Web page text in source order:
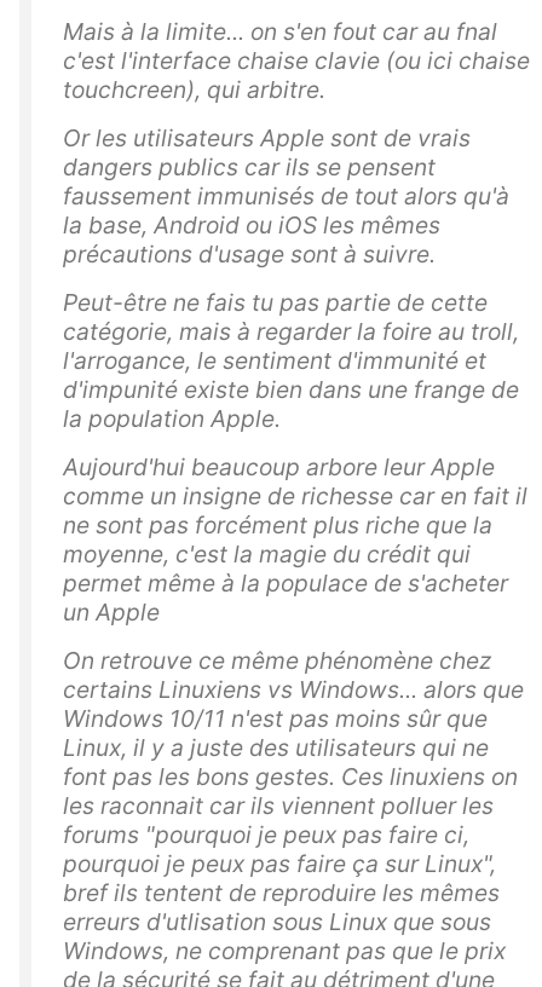
Mais à la limite... on s'en fout car au fnal
c'est l'interface chaise clavie (ou ici chaise
touchcreen), qui arbitre.
Or les utilisateurs Apple sont de vrais
dangers publics car ils se pensent
faussement immunisés de tout alors qu'à
la base, Android ou iOS les mêmes
précautions d'usage sont à suivre.
Peut-être ne fais tu pas partie de cette
catégorie, mais à regarder la foire au troll,
l'arrogance, le sentiment d'immunité et
d'impunité existe bien dans une frange de
la population Apple.
Aujourd'hui beaucoup arbore leur Apple
comme un insigne de richesse car en fait il
ne sont pas forcément plus riche que la
moyenne, c'est la magie du crédit qui
permet même à la populace de s'acheter
un Apple
On retrouve ce même phénomène chez
certains Linuxiens vs Windows... alors que
Windows 10/11 n'est pas moins sûr que
Linux, il y a juste des utilisateurs qui ne
font pas les bons gestes. Ces linuxiens on
les raconnait car ils viennent polluer les
forums "pourquoi je peux pas faire ci,
pourquoi je peux pas faire ça sur Linux",
bref ils tentent de reproduire les mêmes
erreurs d'utlisation sous Linux que sous
Windows, ne comprenant pas que le prix
de la sécurité se fait au détriment d'une